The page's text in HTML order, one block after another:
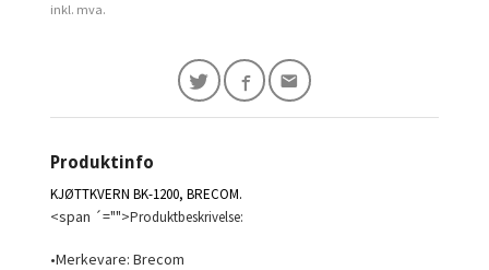
inkl. mva.
Produktinfo
KJØTTKVERN BK-1200, BRECOM.
<span ´="">Produktbeskrivelse:
•Merkevare: Brecom